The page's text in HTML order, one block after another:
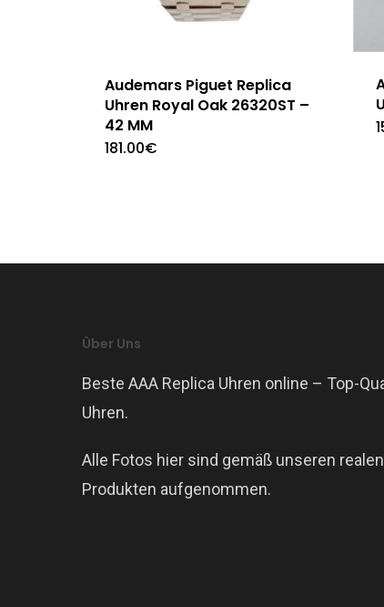
Audemars Piguet Replica
Uhren Royal Oak 26320ST –
42 MM
181.00€
Über Uns
Beste AAA Replica Uhren online – Top-
Uhren.
Alle Fotos hier sind gemäß unseren realen
Produkten aufgenommen.